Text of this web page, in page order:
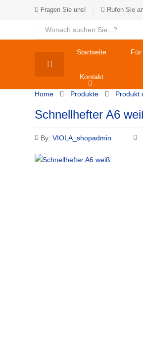
Fragen Sie uns! Rufen Sie
Startseite Für
Kontakt
Home Produkte Produkt
Schnellhefter A6
By: VIOLA_shopadmin